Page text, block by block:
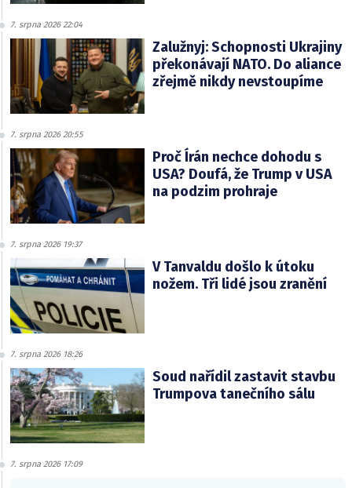
7. srpna 2026 22:04
Zalužnyj: Schopnosti Ukrajiny
překonávají NATO. Do aliance
zřejmě nikdy nevstoupíme
7. srpna 2026 20:55
Proč Írán nechce dohodu s
USA? Doufá, že Trump v USA
na podzim prohraje
7. srpna 2026 19:37
V Tanvaldu došlo k útoku
nožem. Tři lidé jsou zranění
7. srpna 2026 18:26
Soud nařídil zastavit stavbu
Trumpova tanečního sálu
7. srpna 2026 17:09